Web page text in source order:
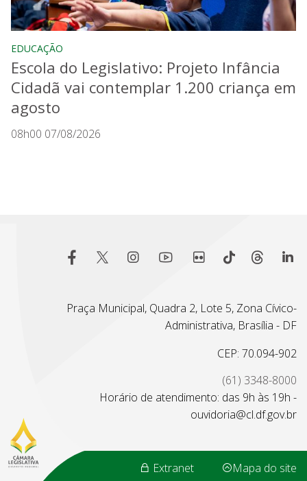
EDUCAÇÃO
Escola do Legislativo: Projeto Infância
Cidadã vai contemplar 1.200 criança em
agosto
08h00 07/08/2026
Praça Municipal, Quadra 2, Lote 5, Zona Cívico-
Administrativa, Brasília - DF
CEP: 70.094-902
(61) 3348-8000
Horário de atendimento: das 9h às 19h -
ouvidoria@cl.df.gov.br
Extranet Mapa do site